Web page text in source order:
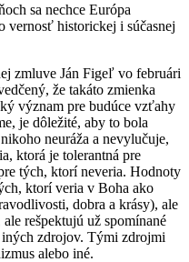
sa nechce Európa
vernosť historickej i súčasnej
zmluve Ján Figeľ vo februári
že takáto zmienka
význam pre budúce vzťahy
je dôležité, aby to bola
neuráža a nevylučuje,
ktorá je tolerantná pre
tých, ktorí neveria. Hodnoty
ktorí veria v Boha ako
dobra a krásy), ale
rešpektujú už spomínané
zdrojov. Tými zdrojmi
alebo iné.